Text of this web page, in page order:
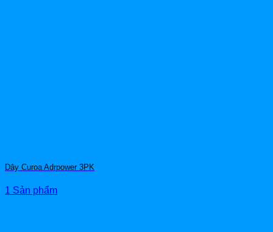
Dây Curoa Adrpower 3PK
1 Sản phẩm